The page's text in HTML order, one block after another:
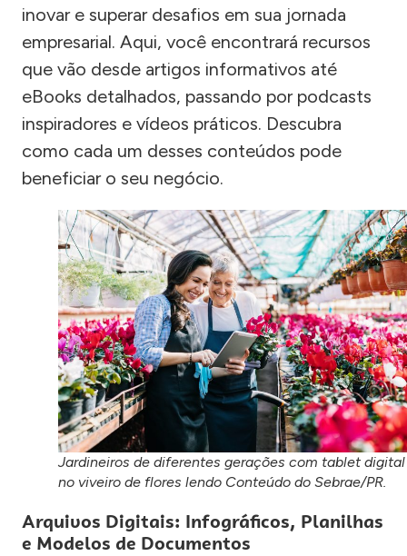
inovar e superar desafios em sua jornada
empresarial. Aqui, você encontrará recursos
que vão desde artigos informativos até
eBooks detalhados, passando por podcasts
inspiradores e vídeos práticos. Descubra
como cada um desses conteúdos pode
beneficiar o seu negócio.
Jardineiros de diferentes gerações com tablet digital
no viveiro de flores lendo Conteúdo do Sebrae/PR.
Arquivos Digitais: Infográficos, Planilhas
e Modelos de Documentos